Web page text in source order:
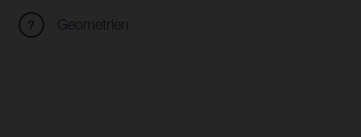
Geometrien